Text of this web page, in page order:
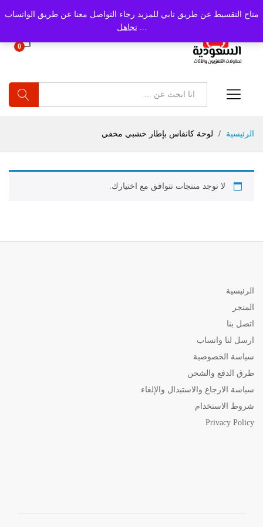
متاح التقسيط عن طريق تابي للمزيد رجاء التواصل معنا عن طريق الواتساب
...تجاهل
0
الرئيسية
/ لوحة كانفاس بإطار خشبي مخفي
لا توجد منتجات تتوافق مع اختيارك.
الرئيسية
المتجر
اتصل بنا
ارسل لنا واتساب
سياسة الخصوصية
طرق الدفع والشحن
سياسة الارجاع والاستبدال والإلغاء
شروط الاستخدام
Privacy Policy